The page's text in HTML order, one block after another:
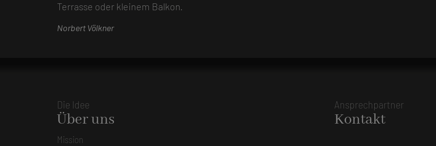
Terrasse oder kleinem Balkon.
Norbert Völkner
Die Idee
Über uns
Mission
Ansprechpartner
Kontakt